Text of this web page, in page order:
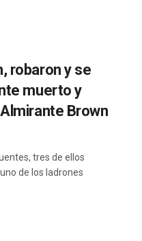
robaron y se
muerto y
Brown
tres de ellos
de los ladrones